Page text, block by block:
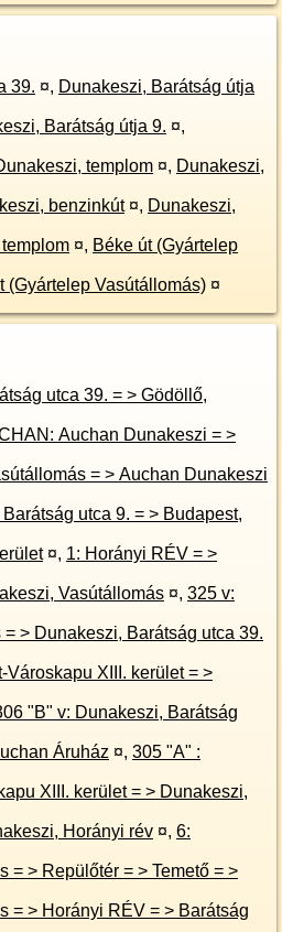
39. ¤, Dunakeszi, Barátság útja
Barátság útja 9. ¤,
templom ¤, Dunakeszi,
benzinkút ¤, Dunakeszi,
¤, Béke út (Gyártelep
(Gyártelep Vasútállomás) ¤
39. = > Gödöllő,
Auchan Dunakeszi = >
Barátság utca 39. = > Vasútállomás = > Auchan Dunakeszi
utca 9. = > Budapest,
¤, 1: Horányi RÉV = >
útja 9. = > Dunakeszi, Vasútállomás ¤, 325 v:
Mogyoród, HÉV állomás = > Dunakeszi, Barátság utca 39.
XIII. kerület = >
"B" v: Dunakeszi, Barátság
Auchan Áruház ¤, 305 "A" :
kerület = > Dunakeszi,
utca 9. = > Dunakeszi, Horányi rév ¤, 6:
= >